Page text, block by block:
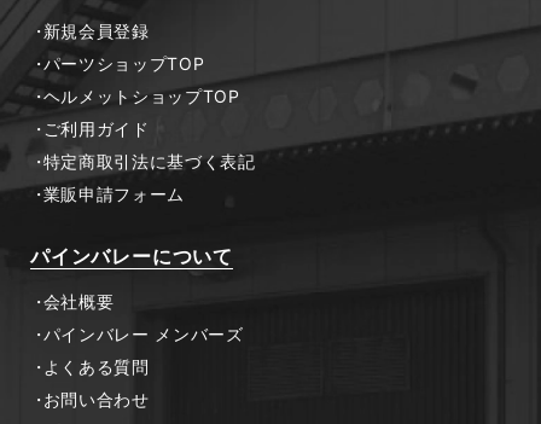
新規会員登録
パーツショップTOP
ヘルメットショップTOP
ご利用ガイド
特定商取引法に基づく表記
業販申請フォーム
パインバレーについて
会社概要
パインバレー メンバーズ
よくある質問
お問い合わせ